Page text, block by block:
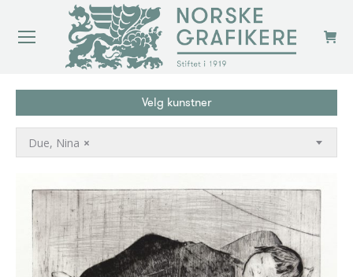
Velg kunstner
×
Due, Nina